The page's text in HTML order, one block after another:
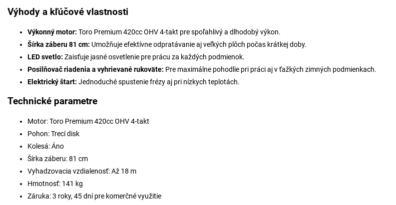
Výhody a kľúčové vlastnosti
Výkonný motor: Toro Premium 420cc OHV 4-takt pre spoľahlivý a dlhodobý výkon.
Šírka záberu 81 cm: Umožňuje efektívne odpratávanie aj veľkých plôch počas krátkej doby.
LED svetlo: Zaisťuje jasné osvetlenie pre prácu za každých podmienok.
Posilňovač riadenia a vyhrievané rukoväte: Pre maximálne pohodlie pri práci aj v ťažkých zimných podmienkach.
Elektrický štart: Jednoduché spustenie frézy aj pri nízkych teplotách.
Technické parametre
Motor: Toro Premium 420cc OHV 4-takt
Pohon: Trecí disk
Kolesá: Áno
Šírka záberu: 81 cm
Vyhadzovacia vzdialenosť: Až 18 m
Hmotnosť: 141 kg
Záruka: 3 roky, 45 dní pre komerčné využitie